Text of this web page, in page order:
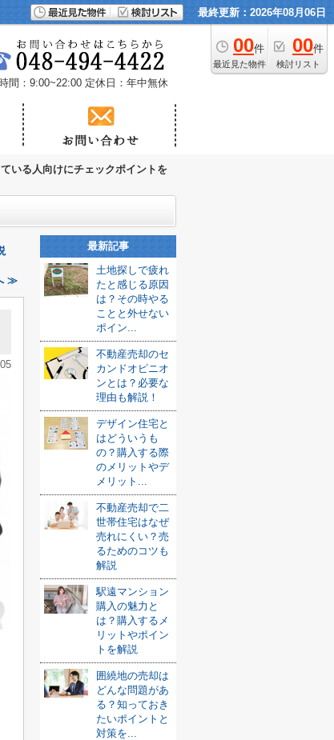
最終更新：2026年08月06日
00件
最近見た物件
00件
検討リスト
間：9:00~22:00 定休日：年中無休
いる人向けにチェックポイントを
≫
最新記事
土地探しで疲れ
たと感じる原因
は？その時やる
ことと外せない
ポイン...
不動産売却のセ
カンドオピニオ
ンとは？必要な
理由も解説！
デザイン住宅と
はどういうも
の？購入する際
のメリットやデ
メリット...
不動産売却で二
世帯住宅はなぜ
売れにくい？売
るためのコツも
解説
駅遠マンション
購入の魅力と
は？購入するメ
リットやポイン
トを解説
囲繞地の売却は
どんな問題があ
る？知っておき
たいポイントと
対策を...